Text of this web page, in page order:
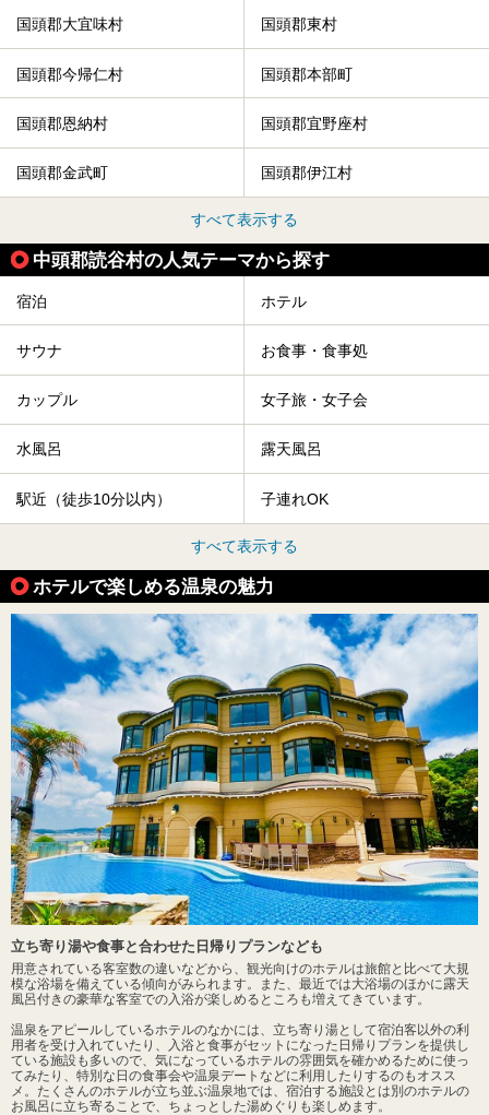
国頭郡大宜味村 国頭郡東村
国頭郡今帰仁村 国頭郡本部町
国頭郡恩納村 国頭郡宜野座村
国頭郡金武町 国頭郡伊江村
すべて表示する
中頭郡読谷村の人気テーマから探す
宿泊 ホテル
サウナ お食事・食事処
カップル 女子旅・女子会
水風呂 露天風呂
駅近（徒歩10分以内） 子連れOK
すべて表示する
ホテルで楽しめる温泉の魅力
立ち寄り湯や食事と合わせた日帰りプランなども
用意されている客室数の違いなどから、観光向けのホテルは旅館と比べて大規
模な浴場を備えている傾向がみられます。また、最近では大浴場のほかに露天
風呂付きの豪華な客室での入浴が楽しめるところも増えてきています。
温泉をアピールしているホテルのなかには、立ち寄り湯として宿泊客以外の利
用者を受け入れていたり、入浴と食事がセットになった日帰りプランを提供し
ている施設も多いので、気になっているホテルの雰囲気を確かめるために使っ
てみたり、特別な日の食事会や温泉デートなどに利用したりするのもオスス
メ。たくさんのホテルが立ち並ぶ温泉地では、宿泊する施設とは別のホテルの
お風呂に立ち寄ることで、ちょっとした湯めぐりも楽しめます。